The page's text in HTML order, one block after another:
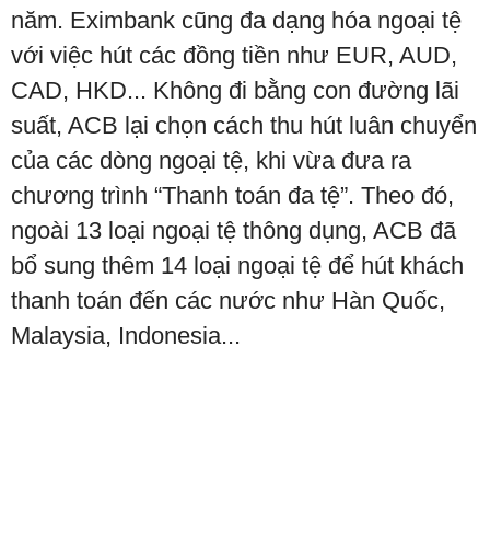
năm. Eximbank cũng đa dạng hóa ngoại tệ
với việc hút các đồng tiền như EUR, AUD,
CAD, HKD... Không đi bằng con đường lãi
suất, ACB lại chọn cách thu hút luân chuyển
của các dòng ngoại tệ, khi vừa đưa ra
chương trình “Thanh toán đa tệ”. Theo đó,
ngoài 13 loại ngoại tệ thông dụng, ACB đã
bổ sung thêm 14 loại ngoại tệ để hút khách
thanh toán đến các nước như Hàn Quốc,
Malaysia, Indonesia...